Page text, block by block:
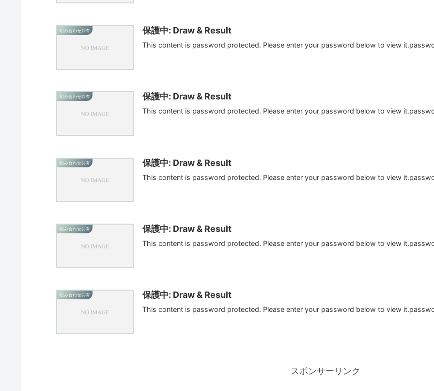
組み合わせ共有 保護中: Draw & Result
This content is password protected. Please enter your password below to view
組み合わせ共有 保護中: Draw & Result
This content is password protected. Please enter your password below to view
組み合わせ共有 保護中: Draw & Result
This content is password protected. Please enter your password below to view
組み合わせ共有 保護中: Draw & Result
This content is password protected. Please enter your password below to view
組み合わせ共有 保護中: Draw & Result
This content is password protected. Please enter your password below to view
スポンサーリンク